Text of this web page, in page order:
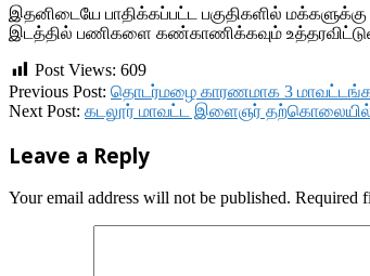
இதனிடையே பாதிக்கப்பட்ட பகுதிகளில்
இடத்தில் பணிகளை கண்காணிக்கவும்
Post Views: 609
2017-
12-
Previous Post: தொடர்மழை காரணமாக 3
Next Post: கடலூர் மாவட்ட இளைஞர் தற்கொலையில்
Leave a Reply
Your email address will not be published. Required